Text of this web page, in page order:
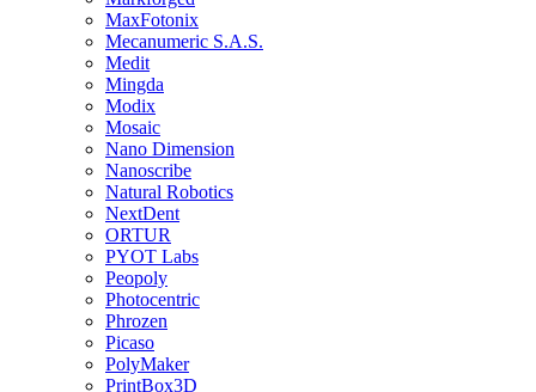
MaxFotonix
Mecanumeric S.A.S.
Medit
Mingda
Modix
Mosaic
Nano Dimension
Nanoscribe
Natural Robotics
NextDent
ORTUR
PYOT Labs
Peopoly
Photocentric
Phrozen
Picaso
PolyMaker
PrintBox3D